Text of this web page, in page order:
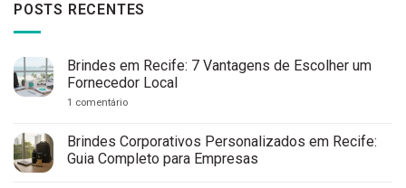
POSTS RECENTES
Brindes em Recife: 7 Vantagens de Escolher um
Fornecedor Local
1 comentárioem
Recife:
7
Vantagens
Brindes Corporativos Personalizados em Recife:
Guia Completo para Empresas